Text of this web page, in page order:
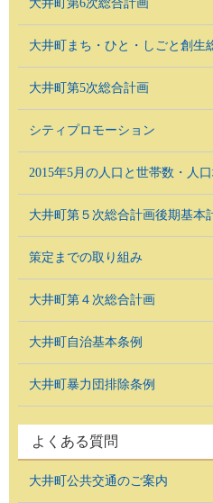
大井町第6次総合計画
大井町まち・ひと・しごと創生
大井町第5次総合計画
シティプロモーション
2015年5月の人口と世帯数・人
大井町第５次総合計画後期基本
策定までの取り組み
大井町第４次総合計画
大井町自治基本条例
大井町暴力団排除条例
よくある質問
大井町公共交通のご案内